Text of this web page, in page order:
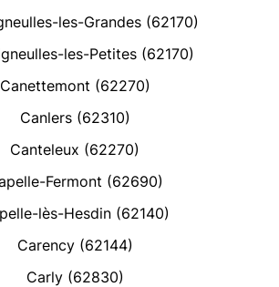
les-Grandes (62170)
les-Petites (62170)
Canettemont (62270)
Canlers (62310)
Canteleux (62270)
Fermont (62690)
lès-Hesdin (62140)
Carency (62144)
Carly (62830)